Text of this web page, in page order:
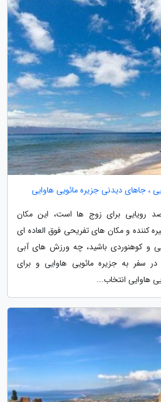
، جاهای دیدنی جزیره مائویی هاوایی
رویایی برای زوج ها است، این مکان
کننده و مکان های تفریحی فوق العاده ای
و کوهنوردی باشید، چه ورزش های آبی
در سفر به جزیره مائویی هاوایی و برای
هاوایی انتخاب...